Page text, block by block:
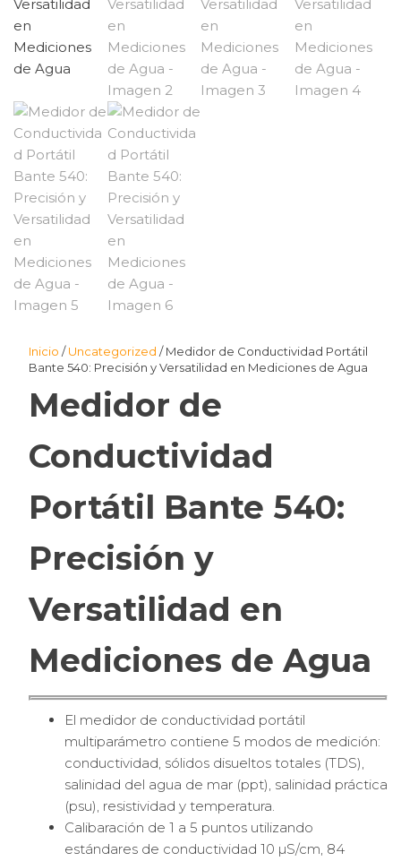
Inicio /Uncategorized / Medidor de Conductividad Portátil
Bante 540: Precisión y Versatilidad en Mediciones de Agua
Medidor de
Conductividad
Portátil Bante 540:
Precisión y
Versatilidad en
Mediciones de Agua
El medidor de conductividad portátil
multiparámetro contiene 5 modos de medición:
conductividad, sólidos disueltos totales (TDS),
salinidad del agua de mar (ppt), salinidad práctica
(psu), resistividad y temperatura.
Calibaración de 1 a 5 puntos utilizando
estándares de conductividad 10 µS/cm, 84